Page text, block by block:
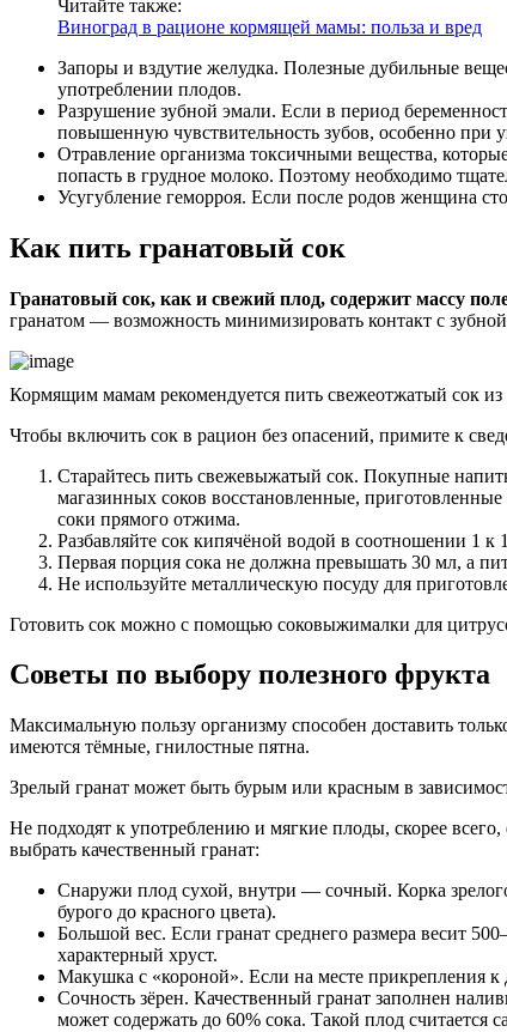
Читайте также:
Виноград в рационе кормящей мамы: польза и вред
Запоры и вздутие желудка. Полезные дубильные
употреблении плодов.
Разрушение зубной эмали. Если в период
повышенную чувствительность зубов, особенно при
Отравление организма токсичными вещества,
попасть в грудное молоко. Поэтому необходимо
Усугубление геморроя. Если после родов женщина
Как пить гранатовый сок
Гранатовый сок, как и свежий плод, содержит массу
гранатом — возможность минимизировать контакт с
Кормящим мамам рекомендуется пить свежеотжатый сок из
Чтобы включить сок в рацион без опасений, примите к
Старайтесь пить свежевыжатый сок. Покупные
магазинных соков восстановленные,
соки прямого отжима.
Разбавляйте сок кипячёной водой в соотношении 1 к
Первая порция сока не должна превышать 30 мл, а
Не используйте металлическую посуду для
Готовить сок можно с помощью соковыжималки для
Советы по выбору полезного фрукта
Максимальную пользу организму способен доставить
имеются тёмные, гнилостные пятна.
Зрелый гранат может быть бурым или красным в
Не подходят к употреблению и мягкие плоды, скорее
выбрать качественный гранат:
Снаружи плод сухой, внутри — сочный. Корка
бурого до красного цвета).
Большой вес. Если гранат среднего размера весит
характерный хруст.
Макушка с «короной». Если на месте прикрепления к
Сочность зёрен. Качественный гранат заполнен
может содержать до 60% сока. Такой плод